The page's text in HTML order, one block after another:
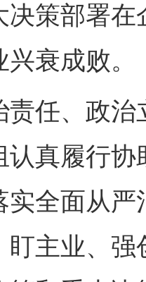
决策部署
衰成败。
、政治
认真履行
实全面从
盯主业、